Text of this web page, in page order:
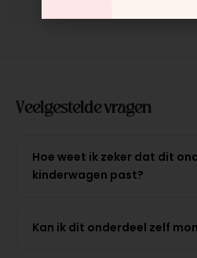
Veelgestelde vragen
Hoe weet ik zeker dat dit
kinderwagen past?
Kan ik dit onderdeel zelf